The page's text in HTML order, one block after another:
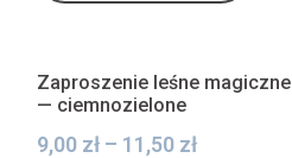
Zaproszenie leśne magiczne
— ciemnozielone
9,00 zł – 11,50 zł